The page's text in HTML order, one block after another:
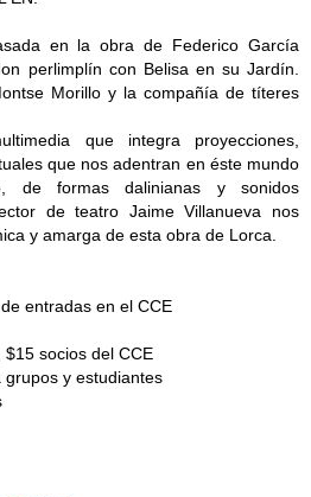
en la obra de Federico García
perlimplín con Belisa en su Jardín.
Morillo y la compañía de títeres
que integra proyecciones,
que nos adentran en éste mundo
de formas dalinianas y sonidos
de teatro Jaime Villanueva nos
y amarga de esta obra de Lorca.
entradas en el CCE
socios del CCE
grupos y estudiantes